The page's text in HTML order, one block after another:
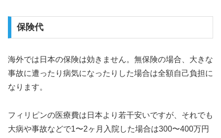
保険代
海外では日本の保険は効きません。無保険の場合、大きな
事故に遭ったり病気になったりした場合は全額自己負担に
なります。
フィリピンの医療費は日本より若干安いですが、それでも
大病や事故などで1〜2ヶ月入院した場合は300〜400万円